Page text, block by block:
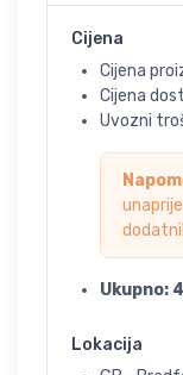
Cijena
Cijena
Cijena
Uvozni
Ukupno:
Lokacija